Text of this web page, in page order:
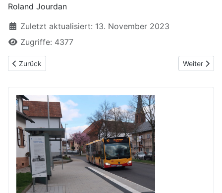
Roland Jourdan
Zuletzt aktualisiert: 13. November 2023
Zugriffe: 4377
Vorheriger Beitrag: ÖPNV - Konzepte für eine zuverlässige
Zurück Nächster
Weiter